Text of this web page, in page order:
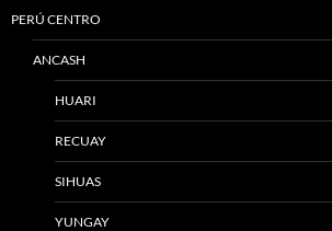
PERÚ CENTRO
ANCASH
HUARI
RECUAY
SIHUAS
YUNGAY